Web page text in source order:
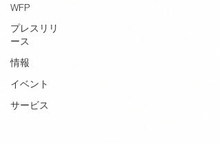
WFP
プレスリリ
ース
情報
イベント
サービス